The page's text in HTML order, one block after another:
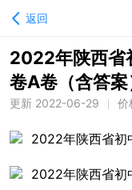
返回
2022年陕西省
卷A卷（含答案
更新 2022-06-29 价